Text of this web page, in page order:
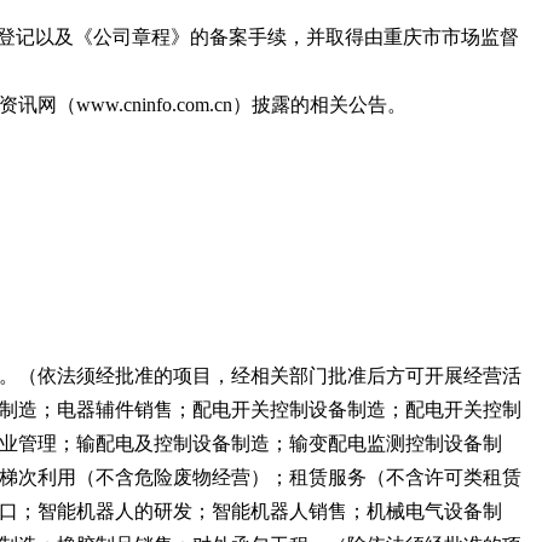
以及《公司章程》的备案手续，并取得由重庆市市场监督
网（www.cninfo.com.cn）披露的相关公告。
依法须经批准的项目，经相关部门批准后方可开展经营活
；电器辅件销售；配电开关控制设备制造；配电开关控制
理；输配电及控制设备制造；输变配电监测控制设备制
次利用（不含危险废物经营）；租赁服务（不含许可类租赁
智能机器人的研发；智能机器人销售；机械电气设备制